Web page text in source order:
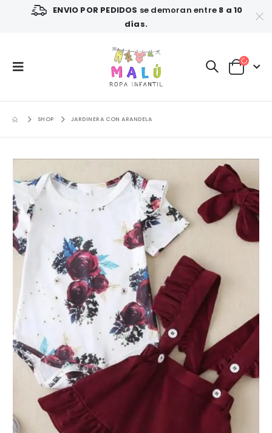
ENVIO POR PEDIDOS se demoran entre 8 a 10
días.
SHOP JARDINERA CON ARANDELA